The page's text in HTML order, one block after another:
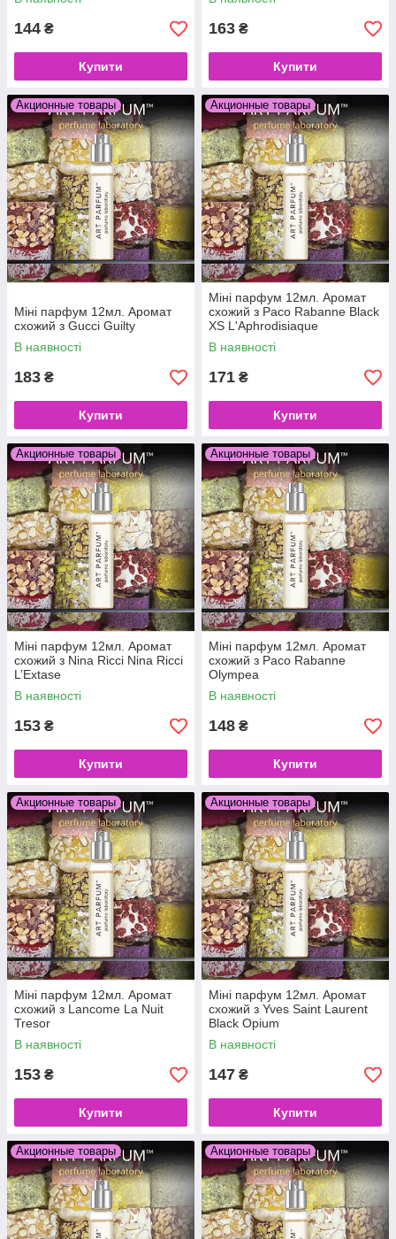
144 ₴
Купити
163 ₴
Купити
Акционные товары
Міні парфум 12мл. Аромат
схожий з Gucci Guilty
В наявності
183 ₴
Купити
Акционные товары
Міні парфум 12мл. Аромат
схожий з Paco Rabanne Black
XS L'Aphrodisiaque
В наявності
171 ₴
Купити
Акционные товары
Міні парфум 12мл. Аромат
схожий з Nina Ricci Nina Ricci
L’Extase
В наявності
153 ₴
Купити
Акционные товары
Міні парфум 12мл. Аромат
схожий з Paco Rabanne
Olympea
В наявності
148 ₴
Купити
Акционные товары
Міні парфум 12мл. Аромат
схожий з Lancome La Nuit
Tresor
В наявності
153 ₴
Купити
Акционные товары
Міні парфум 12мл. Аромат
схожий з Yves Saint Laurent
Black Opium
В наявності
147 ₴
Купити
Акционные товары Акционные товары